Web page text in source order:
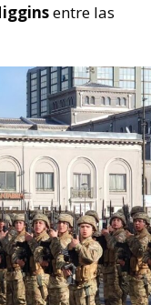
entre las